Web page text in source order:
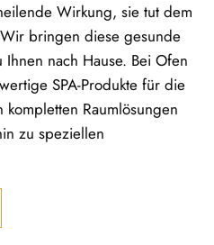
Wirkung, sie tut dem
bringen diese gesunde
nach Hause. Bei Ofen
SPA-Produkte für die
Raumlösungen
zu speziellen